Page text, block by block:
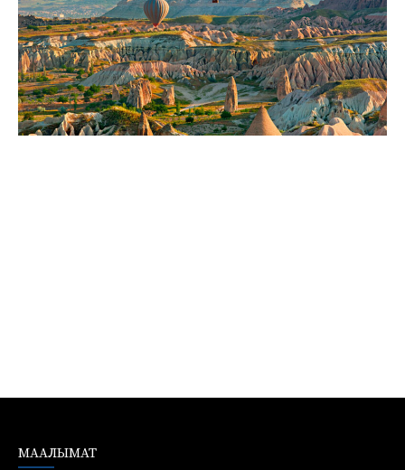
МААЛЫМАТ